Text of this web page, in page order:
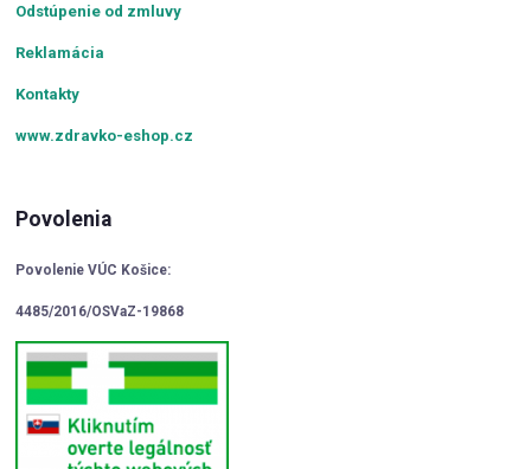
Odstúpenie od zmluvy
Reklamácia
Kontakty
www.zdravko-eshop.cz
Povolenia
Povolenie VÚC Košice:
4485/2016/OSVaZ-19868